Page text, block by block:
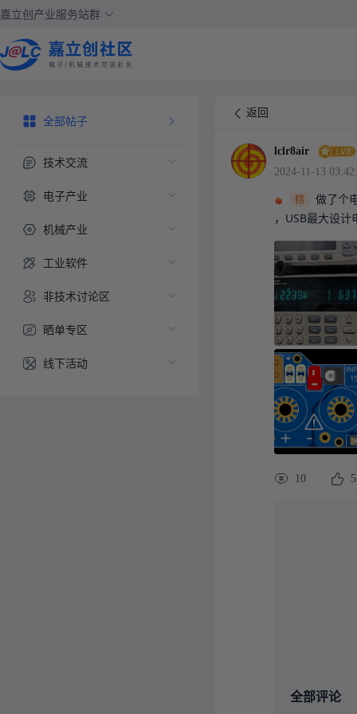
嘉立创产业服务站群
全部帖子
技术交流
电子产业
机械产业
工业软件
非技术讨论区
晒单专区
线下活动
返回
lclr8air
2024-11-13
精
做了个
，USB最大设
10
全部评论